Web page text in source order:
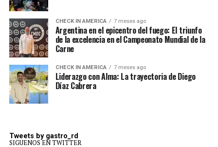
CHECK IN AMERICA 7 meses ago
Argentina en el epicentro del fuego: El triunfo
de la excelencia en el Campeonato Mundial de la
Carne
CHECK IN AMERICA 7 meses ago
Liderazgo con Alma: La trayectoria de Diego
Díaz Cabrera
Tweets by gastro_rd
SIGUENOS EN TWITTER